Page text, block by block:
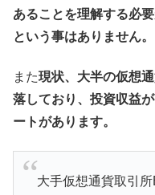
あることを理解する必
という事はありません。
また現状、大半の仮想
落しており、投資収益
ートがあります。
大手仮想通貨取引